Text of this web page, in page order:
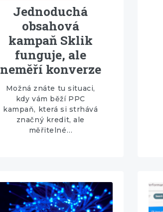
Jednoduchá
obsahová
kampaň Sklik
funguje, ale
neměří konverze
Možná znáte tu situaci,
kdy vám běží PPC
kampaň, která si strhává
značný kredit, ale
měřitelné…